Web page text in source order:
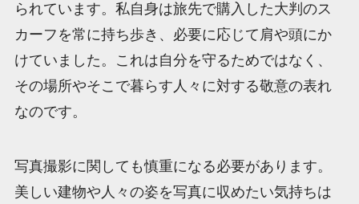
られています。私自身は旅先で購入した大判のス
カーフを常に持ち歩き、必要に応じて肩や頭にか
けていました。これは自分を守るためではなく、
その場所やそこで暮らす人々に対する敬意の表れ
なのです。
写真撮影に関しても慎重になる必要があります。
美しい建物や人々の姿を写真に収めたい気持ちは